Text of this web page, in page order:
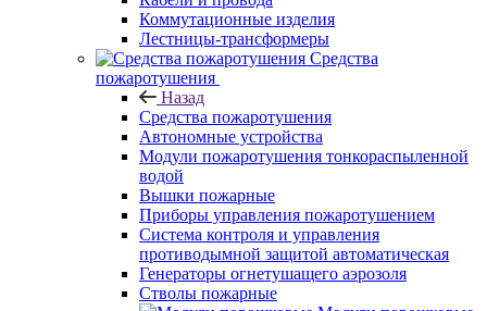
Коммутационные изделия
Лестницы-трансформеры
Средства
пожаротушения
Назад
Средства пожаротушения
Автономные устройства
Модули пожаротушения тонкораспыленной
водой
Вышки пожарные
Приборы управления пожаротушением
Система контроля и управления
противодымной защитой автоматическая
Генераторы огнетушащего аэрозоля
Стволы пожарные